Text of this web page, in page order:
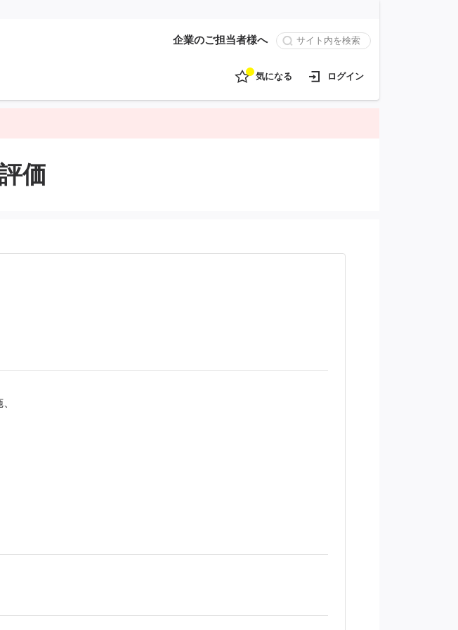
企業のご担当者様へ
気になる ログイン
価